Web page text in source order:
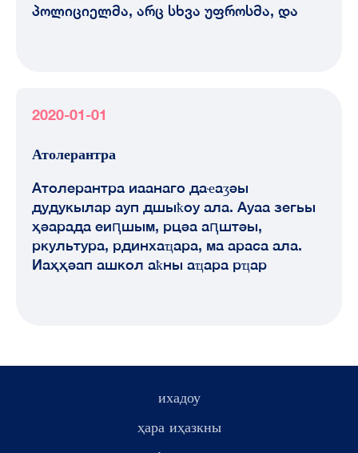
პოლიციელმა, არც სხვა უფროსმა, და
2020-01-01
Атолерантра
Атолерантра иаанаго даҽаӡәы
дудукылар ауп дшыҟоу ала. Ауаа зегьы
ҳәарада еиԥшым, рцәа аԥштәы,
ркультура, рдинхаҵара, ма араса ала.
Иаҳҳәап ашкол аҟны аҵара рҵар
ихадоу
ҳара иҳазкны